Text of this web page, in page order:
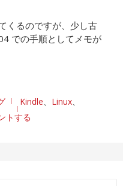
くるのですが、少し古
での手順としてメモが
Kindle、 Linux、
トする